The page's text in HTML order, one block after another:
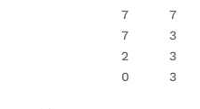
7
7
7
3
2
3
0
3